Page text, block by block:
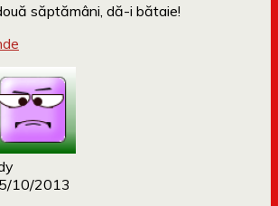
săptămâni, dă-i bătaie!
10/2013